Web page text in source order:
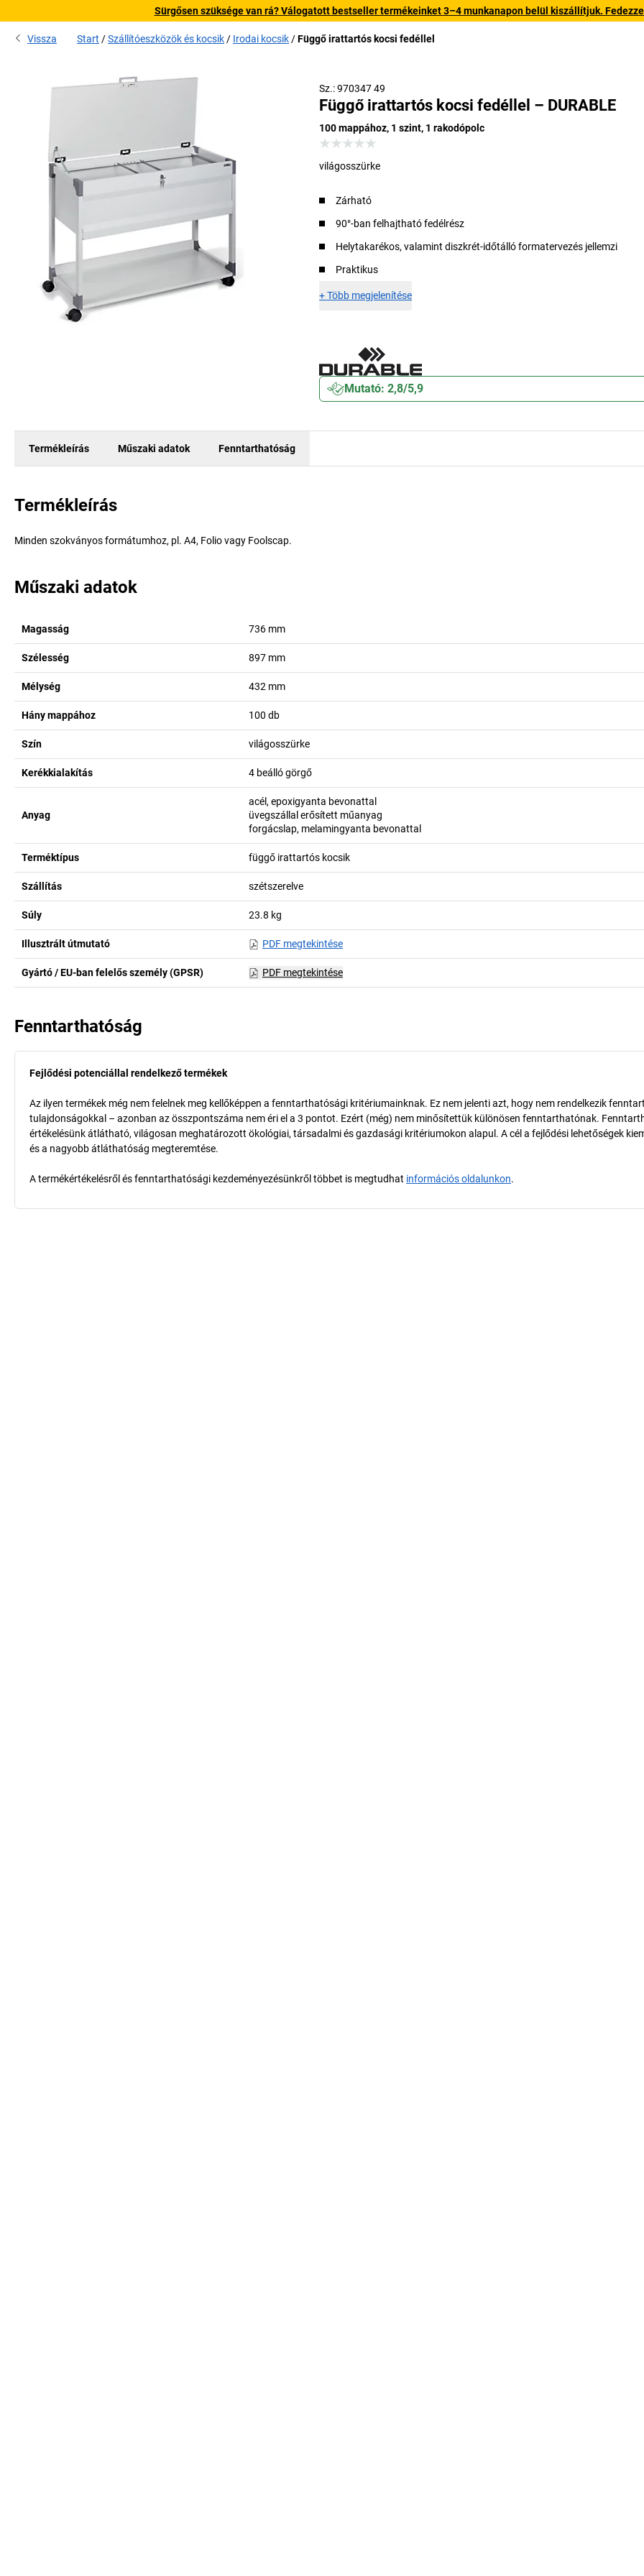
Sürgősen szüksége van rá? Válogatott bestseller termékeinket 3–4 munkanapon belül kiszállítjuk.
Vissza Start Szállítóeszközök és kocsik Irodai kocsik Függő irattartós kocsi fedéllel
Sz.: 970347 49
Függő irattartós kocsi fedéllel – DURABLE
100 mappához, 1 szint, 1 rakodópolc
világosszürke
Zárható
90°-ban felhajtható fedélrész
Helytakarékos, valamint diszkrét-időtálló formatervezés jellemzi
Praktikus
+Több megjelenítése
Mutató: 2,8/5,9
Termékleírás Műszaki adatok Fenntarthatóság
Termékleírás
Minden szokványos formátumhoz, pl. A4, Folio vagy Foolscap.
Műszaki adatok
Magasság 736 mm
Szélesség 897 mm
Mélység 432 mm
Hány mappához 100 db
Szín világosszürke
Kerékkialakítás 4 beálló görgő
Anyag
acél, epoxigyanta bevonattal
üvegszállal erősített műanyag
forgácslap, melamingyanta bevonattal
Terméktípus függő irattartós kocsik
Szállítás szétszerelve
Súly 23.8 kg
Illusztrált útmutató PDF megtekintése
Gyártó / EU-ban felelős személy (GPSR) PDF megtekintése
Fenntarthatóság
Fejlődési potenciállal rendelkező termékek
Az ilyen termékek még nem felelnek meg kellőképpen a fenntarthatósági kritériumainknak. Ez nem jelenti azt, hogy nem rendelkezik
tulajdonságokkal – azonban az összpontszáma nem éri el a 3 pontot. Ezért (még) nem minősítettük különösen fenntarthatónak.
értékelésünk átlátható, világosan meghatározott ökológiai, társadalmi és gazdasági kritériumokon alapul. A cél a fejlődési lehetőségek
és a nagyobb átláthatóság megteremtése.
A termékértékelésről és fenntarthatósági kezdeményezésünkről többet is megtudhat információs oldalunkon.